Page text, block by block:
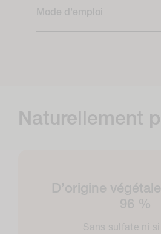
Mode d'emploi
Naturellement
D’origine
96 %
Sans sulfate ni